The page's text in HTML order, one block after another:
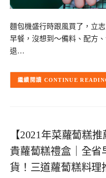
麵包機盛行時跟風買了，立
早餐，沒想到～備料、配方
退…
CONTINUE
【2021年菜蘿蔔糕
貴蘿蔔糕禮盒｜全省
貨！三道蘿蔔糕料理